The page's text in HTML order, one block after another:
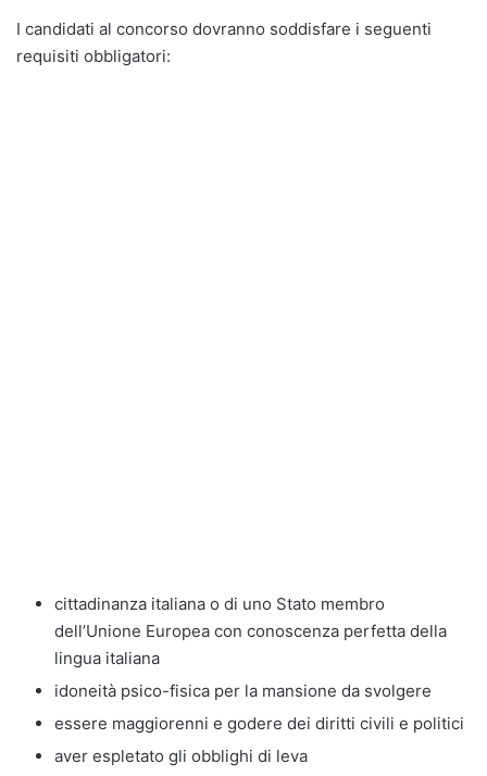
I candidati al concorso dovranno soddisfare i seguenti
requisiti obbligatori:
cittadinanza italiana o di uno Stato membro
dell’Unione Europea con conoscenza perfetta della
lingua italiana
idoneità psico-fisica per la mansione da svolgere
essere maggiorenni e godere dei diritti civili e politici
aver espletato gli obblighi di leva